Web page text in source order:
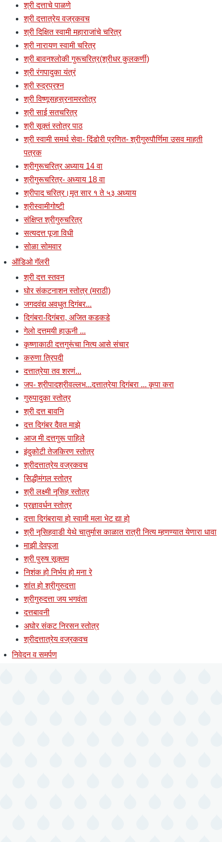
श्री दत्ताचे पाळणे
श्री दत्तात्रेय वज्रकवच
श्री दिक्षित स्वामी महाराजांचे चरित्र
श्री नारायण स्वामी चरित्र
श्री बावनश्लोकी गुरूचरित्र(श्रीधर कुलकर्णी)
श्री रंगपादुका यंत्रं
श्री रुद्रप्रश्न
श्री विष्णूसहस्रनामस्तोत्र
श्री साई सतचरित्र
श्री सूक्तं स्तोत्र पाठ
श्री स्वामी समर्थ सेवा- दिंडोरी प्रणित- श्रीगुरुपौर्णिमा उसव माहती
पत्रक
श्रीगुरूचरित्र अध्याय 14 वा
श्रीगुरूचरित्र- अध्याय 18 वा
श्रीपाद चरित्र।मृत सार १ ते ५३ अध्याय
श्रीस्वामीगोष्टी
संक्षिप्त श्रीगुरुचरित्र
सत्यदत्त पूजा विधी
सोळा सोमवार
ऑडिओ गॅलरी
श्री दत्त स्तवन
घोर संकटनाशन स्तोत्र (मराठी)
जगदवंद्य अवधुत दिगंबर...
दिगंबरा-दिगंबरा, अजित कडकडे
गेलो दत्तमयी हाऊनी ...
कृष्णाकाठी दत्तगुरूंचा नित्य आसे संचार
करुणा त्रिपदी
दत्तात्रेया तव शरणं...
जप- श्रीपादश्रीवल्लभ...दत्तात्रेया दिगंबरा ... कृपा करा
गुरुपादुका स्तोत्र
श्री दत्त बावनि
दत्त दिगंबर दैवत माझे
आज मी दत्तगुरू पाहिले
इंदुकोटी तेजकिरण स्तोत्र
श्रीदत्तात्रेय वज्रकवच
सिद्धीमंगल स्तोत्र
श्री लक्ष्मी नृसिह स्तोत्र
प्रज्ञावर्धन स्तोत्र
दत्ता दिगंबराया हो स्वामी मला भेट द्या हो
श्री नृसिहवाडी येथे चातुर्मास काळात रात्री नित्य म्हणण्यात येणारा धावा
माझी देवपूजा
श्री पुरुष सूक्तम
निशंक हो निर्भय हो मना रे
शांत हो श्रीगुरुदत्ता
श्रीगुरुदत्ता जय भगवंता
दत्तबावनी
अघोर संकट निरसन स्तोत्र
श्रीदत्तात्रेय वज्रकवच
निवेदन व समर्पण